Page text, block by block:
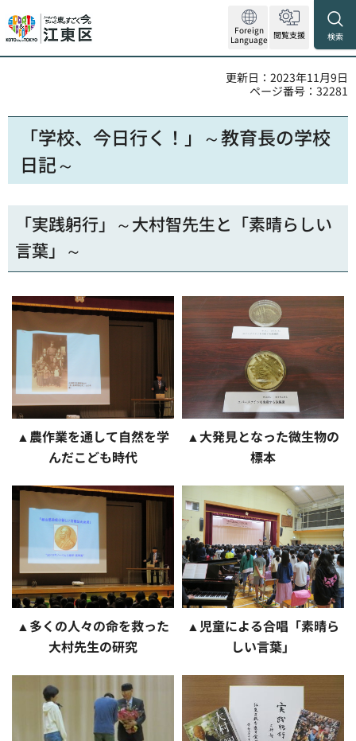
Foreign
Language 閲覧支援 検索
更新日：2023年11月9日
ページ番号：32281
「学校、今日行く！」～教育長の学校
日記～
「実践躬行」～大村智先生と「素晴らしい
言葉」～
▲農作業を通して自然を学
んだこども時代
▲大発見となった微生物の
標本
▲多くの人々の命を救った
大村先生の研究
▲児童による合唱「素晴ら
しい言葉」